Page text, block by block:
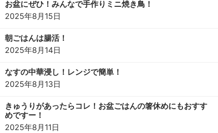
お盆にぜひ！みんなで手作りミニ焼き鳥！
2025年8月15日
朝ごはんは腸活！
2025年8月14日
なすの中華浸し！レンジで簡単！
2025年8月13日
きゅうりがあったらコレ！お盆ごはんの箸休めにもおすす
めですー！
2025年8月11日